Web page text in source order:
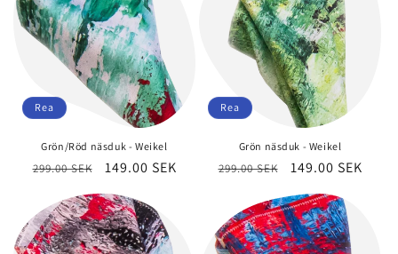
Rea
Grön/Röd näsduk - Weikel
Ordinarie
299.00 SEK Försäljningspris
149.00 SEK
Rea
Grön näsduk - Weikel
Ordinarie
299.00 SEK 149.00 SEK